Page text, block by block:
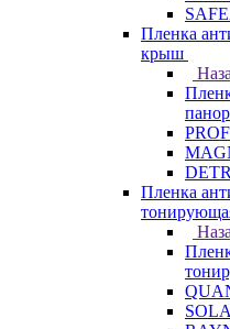
Пленка
крыш
Пленка